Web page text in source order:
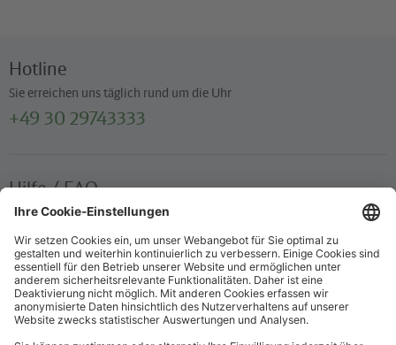
Hotline
Sie erreichen uns täglich rund um die Uhr
+49 30 29743333
Hilfe / FAQ
Die wichtigsten Antworten und Hilfestellungen für unterwegs
Verkaufsstellen
Ticketverkauf und persönliche Beratung